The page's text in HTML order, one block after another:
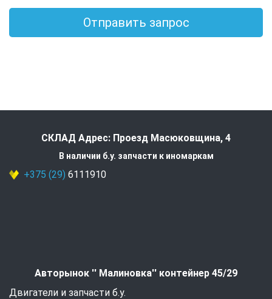
Отправить запрос
СКЛАД Адрес: Проезд Масюковщина, 4
В наличии б.у. запчасти к иномаркам
+375 (29) 6111910
Авторынок '' Малиновка'' контейнер 45/29
Двигатели и запчасти б.у.